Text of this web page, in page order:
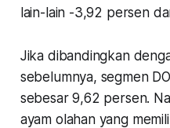
lain-lain -3,92 persen
Jika dibandingkan
sebelumnya, segmen
sebesar 9,62 persen.
ayam olahan yang